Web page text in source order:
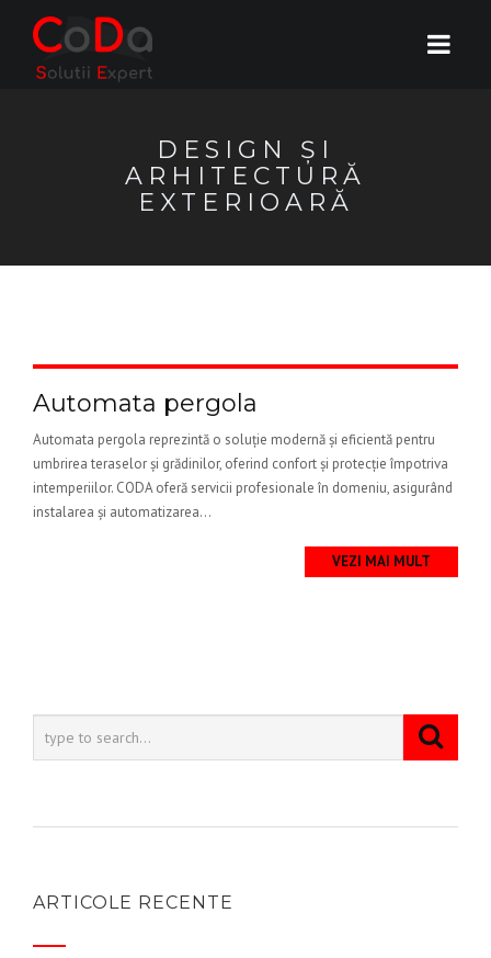
DESIGN ȘI
ARHITECTURĂ
EXTERIOARĂ
Automata pergola
Automata pergola reprezintă o soluție modernă și eficientă pentru
umbrirea teraselor și grădinilor, oferind confort și protecție împotriva
intemperiilor. CODA oferă servicii profesionale în domeniu, asigurând
instalarea și automatizarea...
VEZI MAI MULT
ARTICOLE RECENTE